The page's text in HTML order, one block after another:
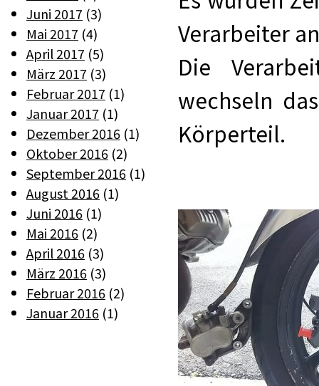
Verarbeiter
Die
wechseln
Körperteil.
Juni 2017 (3)
Mai 2017 (4)
April 2017 (5)
März 2017 (3)
Februar 2017 (1)
Januar 2017 (1)
Dezember 2016 (1)
Oktober 2016 (2)
September 2016 (1)
August 2016 (1)
Juni 2016 (1)
Mai 2016 (2)
April 2016 (3)
März 2016 (3)
Februar 2016 (2)
Januar 2016 (1)